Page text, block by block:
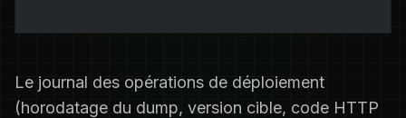
Le journal des opérations de déploiement
(horodatage du dump, version cible, code HTTP